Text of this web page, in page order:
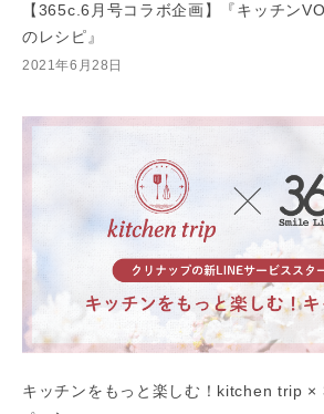
【365c.6月号コラボ企画】『キッチン
のレシピ』
2021年6月28日
キッチンをもっと楽しむ！kitchen trip ×